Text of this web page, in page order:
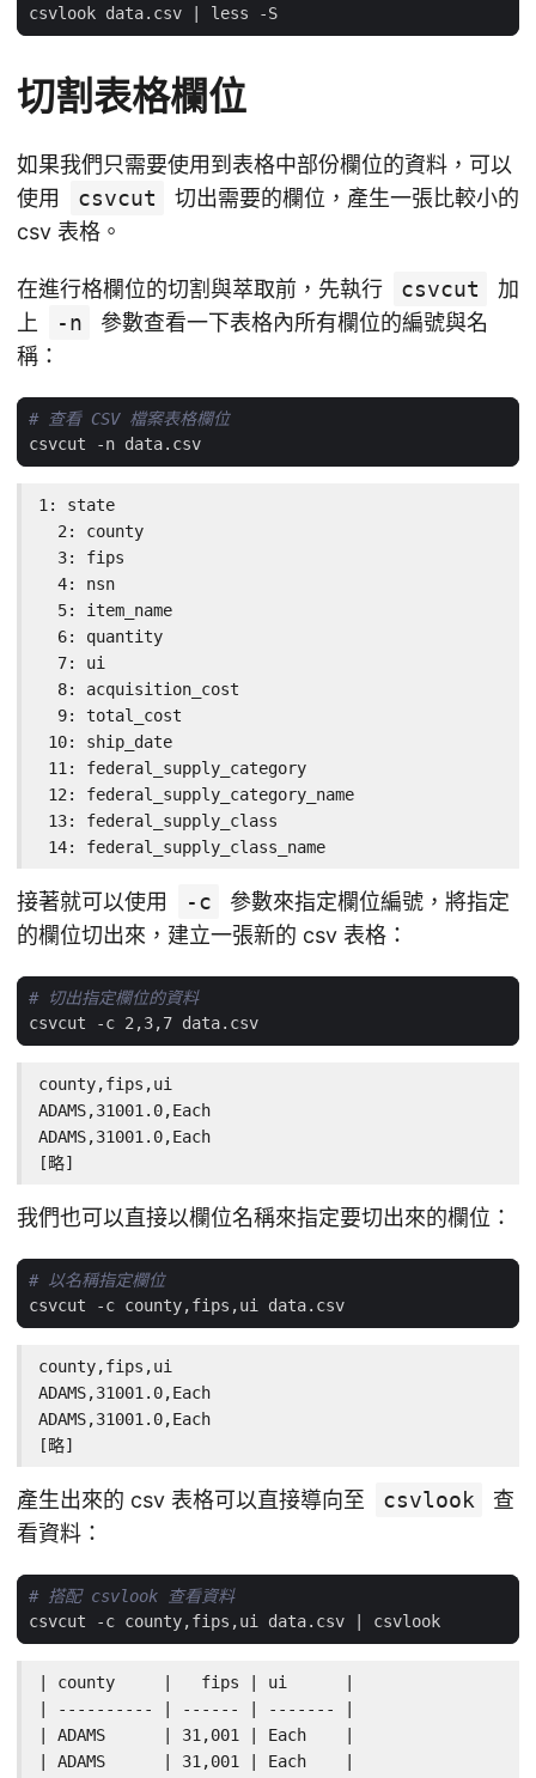
csvlook data.csv
切割表格欄位
如果我們只需要使用到表格中部份欄位的資料，可以
使用
csvcut
切出需要的欄位，產生一張比較小的
csv 表格。
在進行格欄位的切割與萃取前，先執行 csvcut
加
上
-n
參數查看一下表格內所有欄位的編號與名
稱：
# 查看 CSV 檔案表格欄位
1: state
  2: county
  3: fips
  4: nsn
  5: item_name
  6: quantity
  7: ui
  8: acquisition_cost
  9: total_cost
10: ship_date
11: federal_supply_category
12: federal_supply_category_name
13: federal_supply_class
14: federal_supply_class_name
接著就可以使用 -c
參數來指定欄位編號，將指定
的欄位切出來，建立一張新的 csv 表格：
# 切出指定欄位的資料
county,fips,ui
ADAMS,31001.0,Each
ADAMS,31001.0,Each
[略]
我們也可以直接以欄位名稱來指定要切出來的欄位：
# 以名稱指定欄位
county,fips,ui
ADAMS,31001.0,Each
ADAMS,31001.0,Each
[略]
產生出來的 csv 表格可以直接導向至 csvlook
查
看資料：
# 搭配 csvlook 查看資料
csvcut -c county,fips,ui data.csv
| county     |   fips | ui      |
| ---------- | ------ | ------- |
| ADAMS      | 31,001 | Each    |
| ADAMS      | 31,001 | Each    |